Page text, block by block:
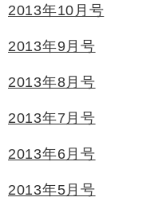
2013年10月号
2013年9月号
2013年8月号
2013年7月号
2013年6月号
2013年5月号